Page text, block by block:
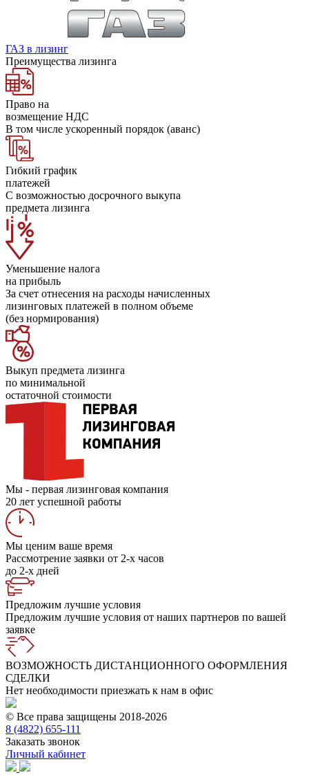
ГАЗ в лизинг
Преимущества лизинга
Право на
возмещение НДС
В том числе ускоренный порядок (аванс)
Гибкий график
платежей
С возможностью досрочного выкупа
предмета лизинга
Уменьшение налога
на прибыль
За счет отнесения на расходы начисленных
лизинговых платежей в полном объеме
(без нормирования)
Выкуп предмета лизинга
по минимальной
остаточной стоимости
Мы - первая лизинговая компания
20 лет успешной работы
Мы ценим ваше время
Рассмотрение заявки от 2-х часов
до 2-х дней
Предложим лучшие условия
Предложим лучшие условия от наших партнеров по вашей
заявке
ВОЗМОЖНОСТЬ ДИСТАНЦИОННОГО ОФОРМЛЕНИЯ
СДЕЛКИ
Нет необходимости приезжать к нам в офис
© Все права защищены 2018-2026
8 (4822) 655-111
Заказать звонок
Личный кабинет